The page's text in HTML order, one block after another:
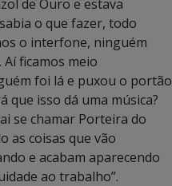
de Ouro e estava
o que fazer, todo
o interfone, ninguém
ficamos meio
foi lá e puxou o portão
que isso dá uma música?
se chamar Porteira do
as coisas que vão
e acabam aparecendo
ao trabalho”.